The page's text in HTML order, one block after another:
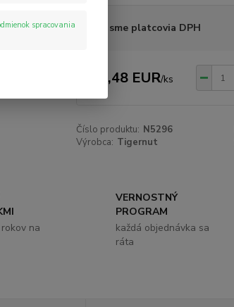
Nie sme platcovia DPH
13,48 EUR/ks
Číslo produktu: N5296
Výrobca: Tigernut
na
VERNOSTNÝ
PROGRAM
každá objednávka sa
ráta
spracovania